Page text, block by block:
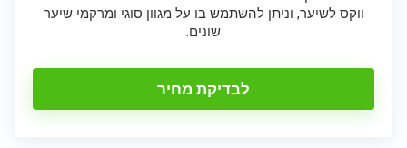
ווקס לשיער, וניתן להשתמש בו על מגוון סוגי ומרקמי שיער
שונים.
לבדיקת מחיר